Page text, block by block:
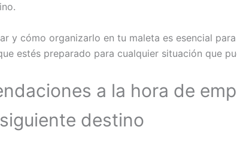
y cómo organizarlo en tu maleta es esencial
estés preparado para cualquier situación que
a la hora de
destino